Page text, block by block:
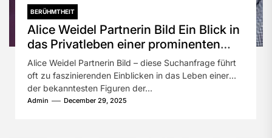
BERÜHMTHEIT
Alice Weidel Partnerin Bild Ein Blick in
das Privatleben einer prominenten
Politikerin
Alice Weidel Partnerin Bild – diese Suchanfrage führt
oft zu faszinierenden Einblicken in das Leben einer
der bekanntesten Figuren der...
Admin December 29, 2025